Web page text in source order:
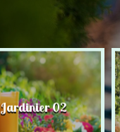
Jardinier 02